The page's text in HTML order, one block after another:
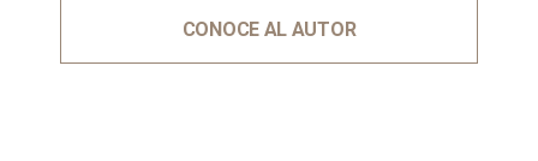
CONOCE AL AUTOR